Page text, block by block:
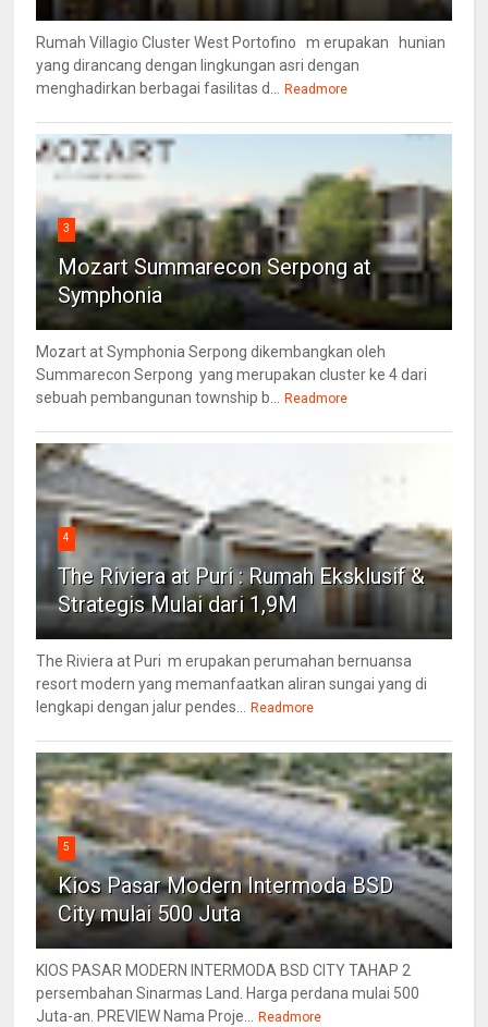
Rumah Villagio Cluster West Portofino m erupakan hunian
yang dirancang dengan lingkungan asri dengan
menghadirkan berbagai fasilitas d...
Readmore
3
Mozart Summarecon Serpong at
Symphonia
Mozart at Symphonia Serpong dikembangkan oleh
Summarecon Serpong yang merupakan cluster ke 4 dari
sebuah pembangunan township b...
Readmore
4
The Riviera at Puri : Rumah Eksklusif &
Strategis Mulai dari 1,9M
The Riviera at Puri m erupakan perumahan bernuansa
resort modern yang memanfaatkan aliran sungai yang di
lengkapi dengan jalur pendes...
Readmore
5
Kios Pasar Modern Intermoda BSD
City mulai 500 Juta
KIOS PASAR MODERN INTERMODA BSD CITY TAHAP 2
persembahan Sinarmas Land. Harga perdana mulai 500
Juta-an. PREVIEW Nama Proje...
Readmore